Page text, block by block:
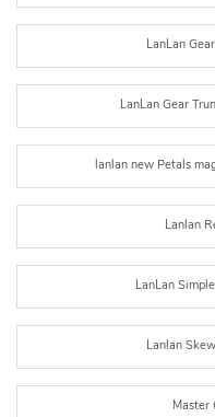
LanLan
LanLan Gear
lanlan new Petals
Lanlan
LanLan
Lanlan
Master